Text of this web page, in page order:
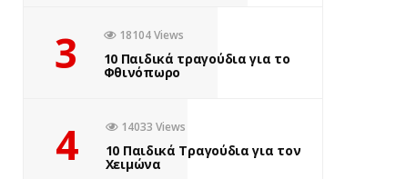
3 18104 Views
10 Παιδικά τραγούδια για το
Φθινόπωρο
4 14033 Views
10 Παιδικά Τραγούδια για τον
Χειμώνα